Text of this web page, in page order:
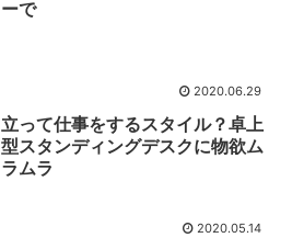
ーで
2020.06.29
立って仕事をするスタイル？卓上
型スタンディングデスクに物欲ム
ラムラ
2020.05.14